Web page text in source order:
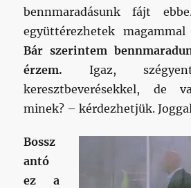
bennmaradásunk fájt
együttérezhetek
Bár szerintem
érzem. Igaz,
keresztbeverésekkel, de
minek? – kérdezhetjük.
Bossz
antó
ez a